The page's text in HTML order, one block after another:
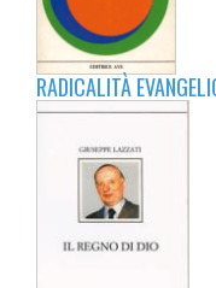
RADICALITÀ